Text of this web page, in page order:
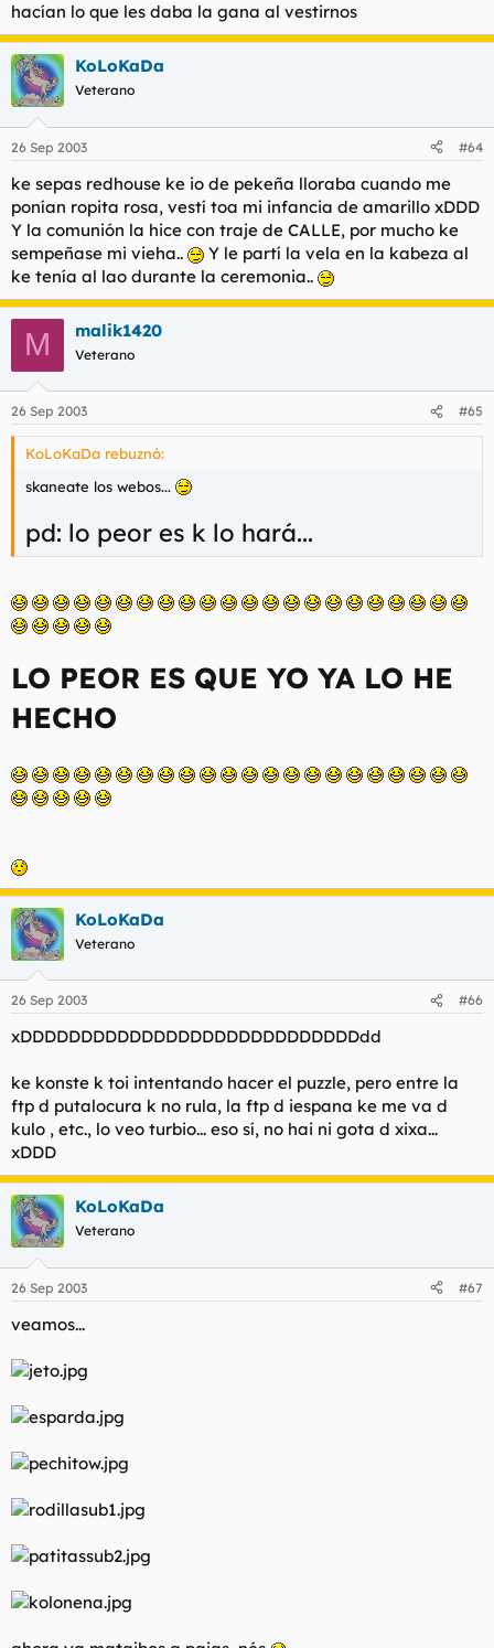
hacían lo que les daba la gana al vestirnos
KoLoKaDa
Veterano
26 Sep 2003 #64
ke sepas redhouse ke io de pekeña lloraba cuando me
ponían ropita rosa, vestí toa mi infancia de amarillo xDDD
Y la comunión la hice con traje de CALLE, por mucho ke
sempeñase mi vieha..
Y le partí la vela en la kabeza al
ke tenía al lao durante la ceremonia..
M malik1420
Veterano
26 Sep 2003 #65
KoLoKaDa rebuznó:
skaneate los webos...
pd: lo peor es k lo hará...
LO PEOR ES QUE YO YA LO HE
HECHO
KoLoKaDa
Veterano
26 Sep 2003 #66
xDDDDDDDDDDDDDDDDDDDDDDDDDDDDdd
ke konste k toi intentando hacer el puzzle, pero entre la
ftp d putalocura k no rula, la ftp d iespana ke me va d
kulo , etc., lo veo turbio... eso sí, no hai ni gota d xixa...
xDDD
KoLoKaDa
Veterano
26 Sep 2003 #67
veamos...